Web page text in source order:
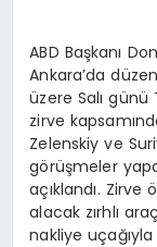
ABD Başkanı
Ankara’da
üzere Salı günü
zirve
Zelenskiy ve
görüşmeler
açıklandı. Zirve
alacak zırhlı
nakliye